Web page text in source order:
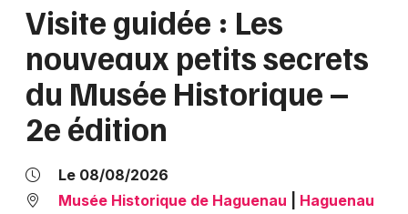
Grands événements
Activité & Expérience
Manifestations
Bordeaux
Colmar
Lille
Lyon
Marseille
Mulhouse
Visite guidée : Les
nouveaux petits secrets
du Musée Historique –
2e édition
Le 08/08/2026
Musée Historique de Haguenau
Haguenau
Partout
Près de moi Changer de lieu
Quand ?
Effacer les dates
Aujourd'hui
Demain Ce week-end Autre